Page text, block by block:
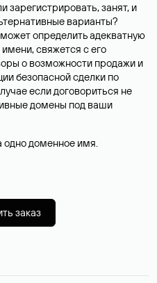
занят, и
варианты?
определить адекватную
свяжется с его
о возможности продажи и
безопасной сделки по
если договориться не
домены под ваши
одно доменное имя.
заказ